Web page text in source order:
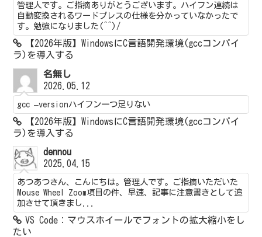
管理人です。ご指摘ありがとうございます。ハイフン連続は
自動変換されるワードプレスの仕様を分かっていなかったで
す。勉強になりました(^^)/
【2026年版】WindowsにC言語開発環境(gccコンパイ
ラ)を導入する
名無し
2026.05.12
gcc –versionハイフン一つ足りない
【2026年版】WindowsにC言語開発環境(gccコンパイ
ラ)を導入する
dennou
2025.04.15
あつあつさん、こんにちは。管理人です。ご指摘いただいた
Mouse Wheel Zoom項目の件、早速、記事に注意書きとして追
加させて頂きまし...
VS Code：マウスホイールでフォントの拡大縮小をし
たい